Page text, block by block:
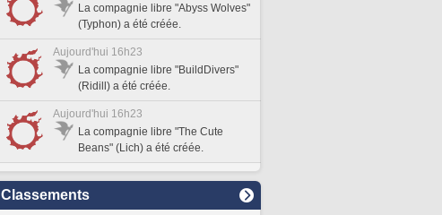
La compagnie libre "Abyss Wolves"
(Typhon) a été créée.
Aujourd'hui 16h23
La compagnie libre "BuildDivers"
(Ridill) a été créée.
Aujourd'hui 16h23
La compagnie libre "The Cute
Beans" (Lich) a été créée.
Classements